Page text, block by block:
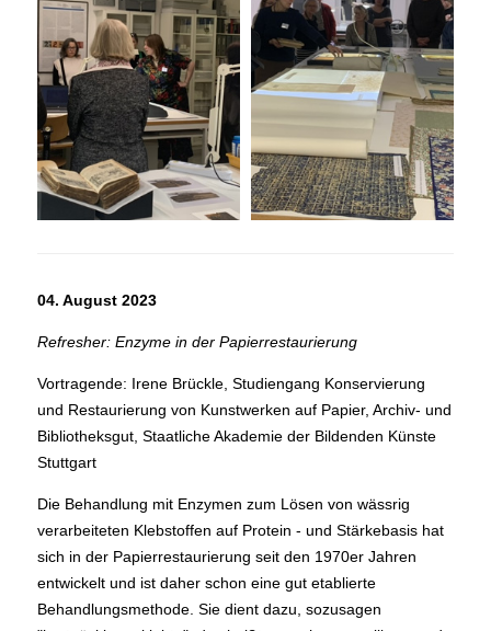
04. August 2023
Refresher: Enzyme in der Papierrestaurierung
Vortragende: Irene Brückle, Studiengang Konservierung
und Restaurierung von Kunstwerken auf Papier, Archiv- und
Bibliotheksgut, Staatliche Akademie der Bildenden Künste
Stuttgart
Die Behandlung mit Enzymen zum Lösen von wässrig
verarbeiteten Klebstoffen auf Protein - und Stärkebasis hat
sich in der Papierrestaurierung seit den 1970er Jahren
entwickelt und ist daher schon eine gut etablierte
Behandlungsmethode. Sie dient dazu, sozusagen